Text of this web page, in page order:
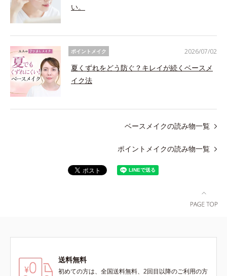
い。
ポイントメイク
夏くずれをどう防ぐ？キレイが続くベースメ
イク法
2026/07/02
ベースメイクの読み物一覧
ポイントメイクの読み物一覧
送料無料
初めての方は、全国送料無料、2回目以降のご利用の方